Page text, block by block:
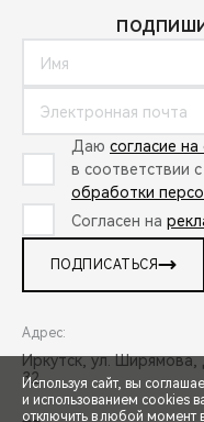
Даю согласие
в соответствии с
обработки
Согласен на
ПОДПИСАТЬСЯ
Адрес:
Иркутск, ул. Ширямова,
32
Используя сайт, вы
и использованием cookies
отключить в любой момент